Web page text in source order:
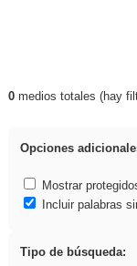
Resultados
0medios totales (hay
Opciones
Mostrar
Incluir palabras
Tipo de búsqueda: